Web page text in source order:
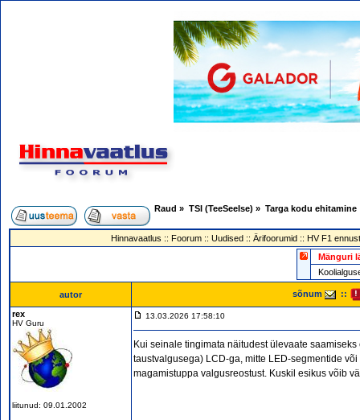
Raud » TSI (TeeSeeIse) » Targa kodu ehitamine
Hinnavaatlus :: Foorum:: Uudised:: Ärifoorumid:: HV F1
Mänguri
autor sõnum ::
rex
HV Guru
liitunud: 09.01.2002
13.03.2026 17:58:10
Kui seinale tingimata näitudest ülevaate
taustvalgusega) LCD-ga, mitte LED-segmentide
magamistuppa valgusreostust. Kuskil esikus võib